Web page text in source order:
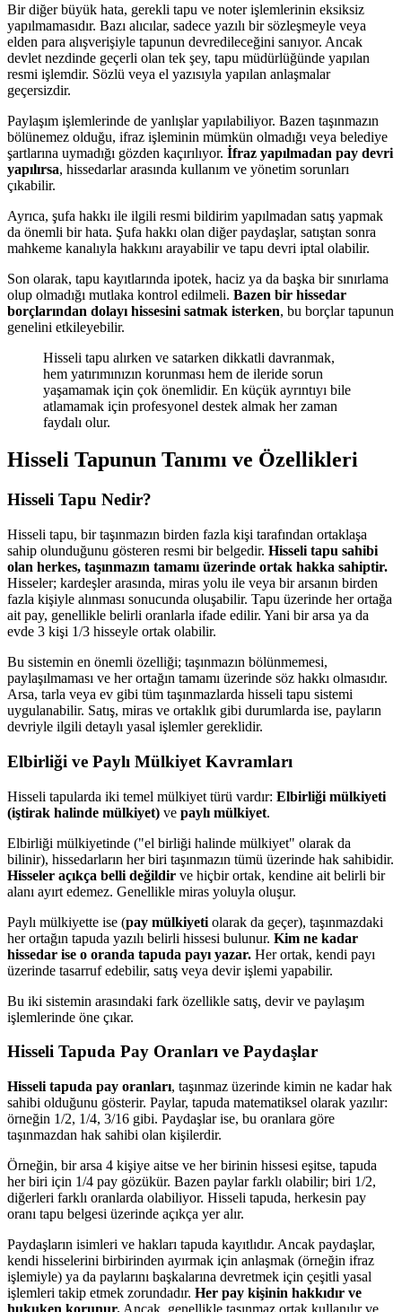
Bir diğer büyük hata, gerekli tapu ve noter işlemlerinin eksiksiz
yapılmamasıdır. Bazı alıcılar, sadece yazılı bir sözleşmeyle veya
elden para alışverişiyle tapunun devredileceğini sanıyor. Ancak
devlet nezdinde geçerli olan tek şey, tapu müdürlüğünde yapılan
resmi işlemdir. Sözlü veya el yazısıyla yapılan anlaşmalar
geçersizdir.
Paylaşım işlemlerinde de yanlışlar yapılabiliyor. Bazen taşınmazın
bölünemez olduğu, ifraz işleminin mümkün olmadığı veya belediye
şartlarına uymadığı gözden kaçırılıyor. İfraz yapılmadan pay devri
yapılırsa, hissedarlar arasında kullanım ve yönetim sorunları
çıkabilir.
Ayrıca, şufa hakkı ile ilgili resmi bildirim yapılmadan satış yapmak
da önemli bir hata. Şufa hakkı olan diğer paydaşlar, satıştan sonra
mahkeme kanalıyla hakkını arayabilir ve tapu devri iptal olabilir.
Son olarak, tapu kayıtlarında ipotek, haciz ya da başka bir sınırlama
olup olmadığı mutlaka kontrol edilmeli. Bazen bir hissedar
borçlarından dolayı hissesini satmak isterken, bu borçlar tapunun
genelini etkileyebilir.
Hisseli tapu alırken ve satarken dikkatli davranmak,
hem yatırımınızın korunması hem de ileride sorun
yaşamamak için çok önemlidir. En küçük ayrıntıyı bile
atlamamak için profesyonel destek almak her zaman
faydalı olur.
Hisseli Tapunun Tanımı ve Özellikleri
Hisseli Tapu Nedir?
Hisseli tapu, bir taşınmazın birden fazla kişi tarafından ortaklaşa
sahip olunduğunu gösteren resmi bir belgedir. Hisseli tapu sahibi
olan herkes, taşınmazın tamamı üzerinde ortak hakka sahiptir.
Hisseler; kardeşler arasında, miras yolu ile veya bir arsanın birden
fazla kişiyle alınması sonucunda oluşabilir. Tapu üzerinde her ortağa
ait pay, genellikle belirli oranlarla ifade edilir. Yani bir arsa ya da
evde 3 kişi 1/3 hisseyle ortak olabilir.
Bu sistemin en önemli özelliği; taşınmazın bölünmemesi,
paylaşılmaması ve her ortağın tamamı üzerinde söz hakkı olmasıdır.
Arsa, tarla veya ev gibi tüm taşınmazlarda hisseli tapu sistemi
uygulanabilir. Satış, miras ve ortaklık gibi durumlarda ise, payların
devriyle ilgili detaylı yasal işlemler gereklidir.
Elbirliği ve Paylı Mülkiyet Kavramları
Hisseli tapularda iki temel mülkiyet türü vardır: Elbirliği mülkiyeti
(iştirak halinde mülkiyet) ve paylı mülkiyet.
Elbirliği mülkiyetinde ("el birliği halinde mülkiyet" olarak da
bilinir), hissedarların her biri taşınmazın tümü üzerinde hak sahibidir.
Hisseler açıkça belli değildir ve hiçbir ortak, kendine ait belirli bir
alanı ayırt edemez. Genellikle miras yoluyla oluşur.
Paylı mülkiyette ise (pay mülkiyeti olarak da geçer), taşınmazdaki
her ortağın tapuda yazılı belirli hissesi bulunur. Kim ne kadar
hissedar ise o oranda tapuda payı yazar. Her ortak, kendi payı
üzerinde tasarruf edebilir, satış veya devir işlemi yapabilir.
Bu iki sistemin arasındaki fark özellikle satış, devir ve paylaşım
işlemlerinde öne çıkar.
Hisseli Tapuda Pay Oranları ve Paydaşlar
Hisseli tapuda pay oranları, taşınmaz üzerinde kimin ne kadar hak
sahibi olduğunu gösterir. Paylar, tapuda matematiksel olarak yazılır:
örneğin 1/2, 1/4, 3/16 gibi. Paydaşlar ise, bu oranlara göre
taşınmazdan hak sahibi olan kişilerdir.
Örneğin, bir arsa 4 kişiye aitse ve her birinin hissesi eşitse, tapuda
her biri için 1/4 pay gözükür. Bazen paylar farklı olabilir; biri 1/2,
diğerleri farklı oranlarda olabiliyor. Hisseli tapuda, herkesin pay
oranı tapu belgesi üzerinde açıkça yer alır.
Paydaşların isimleri ve hakları tapuda kayıtlıdır. Ancak paydaşlar,
kendi hisselerini birbirinden ayırmak için anlaşmak (örneğin ifraz
işlemiyle) ya da paylarını başkalarına devretmek için çeşitli yasal
işlemleri takip etmek zorundadır. Her pay kişinin hakkıdır ve
hukuken korunur. Ancak, genellikle taşınmaz ortak kullanılır ve